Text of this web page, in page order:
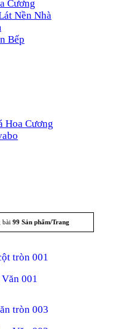
Cương
Nền Nhà
Bếp
Hoa Cương
bài 99 Sản phẩm/Trang
001